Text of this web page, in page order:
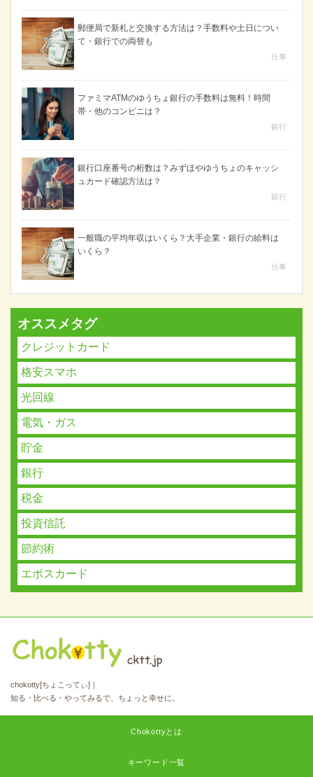
郵便局で新札と交換する方法は？手数料や土日につい
て・銀行での両替も
仕事
ファミマATMのゆうちょ銀行の手数料は無料！時間
帯・他のコンビニは？
銀行
銀行口座番号の桁数は？みずほやゆうちょのキャッシ
ュカード確認方法は？
銀行
一般職の平均年収はいくら？大手企業・銀行の給料は
いくら？
仕事
オススメタグ
クレジットカード
格安スマホ
光回線
電気・ガス
貯金
銀行
税金
投資信託
節約術
エポスカード
chokotty[ちょこってぃ]｜
知る・比べる・やってみるで、ちょっと幸せに。
Chokottyとは
キーワード一覧